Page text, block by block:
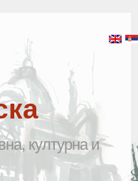
културна и